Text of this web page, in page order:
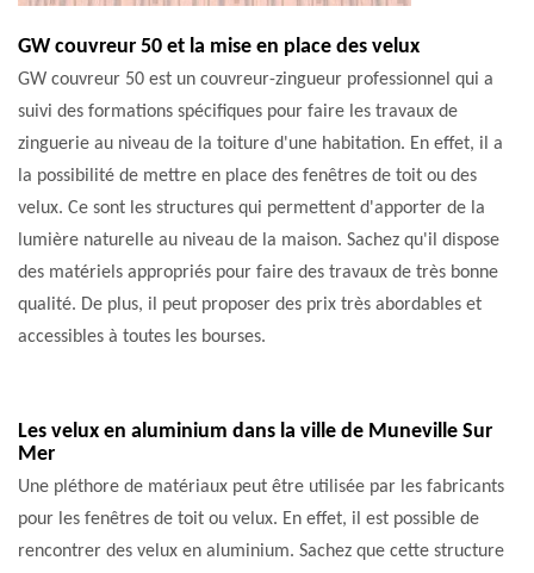
GW couvreur 50 et la mise en place des velux
GW couvreur 50 est un couvreur-zingueur professionnel qui a
suivi des formations spécifiques pour faire les travaux de
zinguerie au niveau de la toiture d'une habitation. En effet, il a
la possibilité de mettre en place des fenêtres de toit ou des
velux. Ce sont les structures qui permettent d'apporter de la
lumière naturelle au niveau de la maison. Sachez qu'il dispose
des matériels appropriés pour faire des travaux de très bonne
qualité. De plus, il peut proposer des prix très abordables et
accessibles à toutes les bourses.
Les velux en aluminium dans la ville de Muneville Sur
Mer
Une pléthore de matériaux peut être utilisée par les fabricants
pour les fenêtres de toit ou velux. En effet, il est possible de
rencontrer des velux en aluminium. Sachez que cette structure